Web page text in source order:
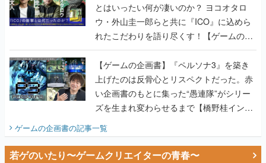
とはいったい何が凄いのか？ ヨコオタロ
ウ・外山圭一郎らと共に『ICO』に込めら
れたこだわりを語り尽くす！【ゲームの企
画書】
【ゲームの企画書】『ペルソナ3』を築き
上げたのは反骨心とリスペクトだった。赤
い企画書のもとに集った“愚連隊”がシリー
ズを生まれ変わらせるまで【橋野桂インタ
ビュー】
ゲームの企画書の記事一覧
若ゲのいたり〜ゲームクリエイターの青春〜